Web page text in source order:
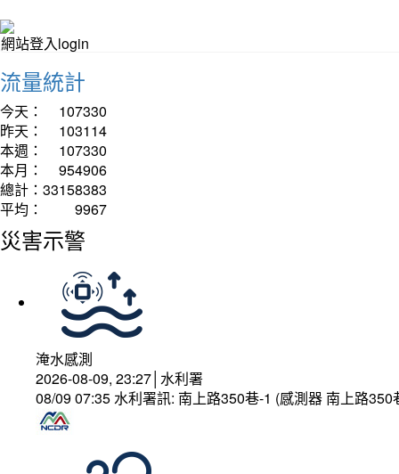
網站登入login
流量統計
今天：
107330
昨天：
103114
本週：
107330
本月：
954906
總計： 33158383
平均：
9967
災害示警
淹水感測
2026-08-09, 23:27│水利署
08/09 07:35 水利署訊: 南上路350巷-1 (感測器 南上路